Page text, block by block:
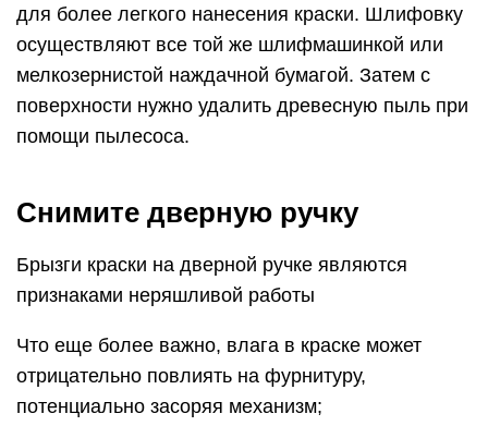
для более легкого нанесения краски. Шлифовку
осуществляют все той же шлифмашинкой или
мелкозернистой наждачной бумагой. Затем с
поверхности нужно удалить древесную пыль при
помощи пылесоса.
Снимите дверную ручку
Брызги краски на дверной ручке являются
признаками неряшливой работы
Что еще более важно, влага в краске может
отрицательно повлиять на фурнитуру,
потенциально засоряя механизм;